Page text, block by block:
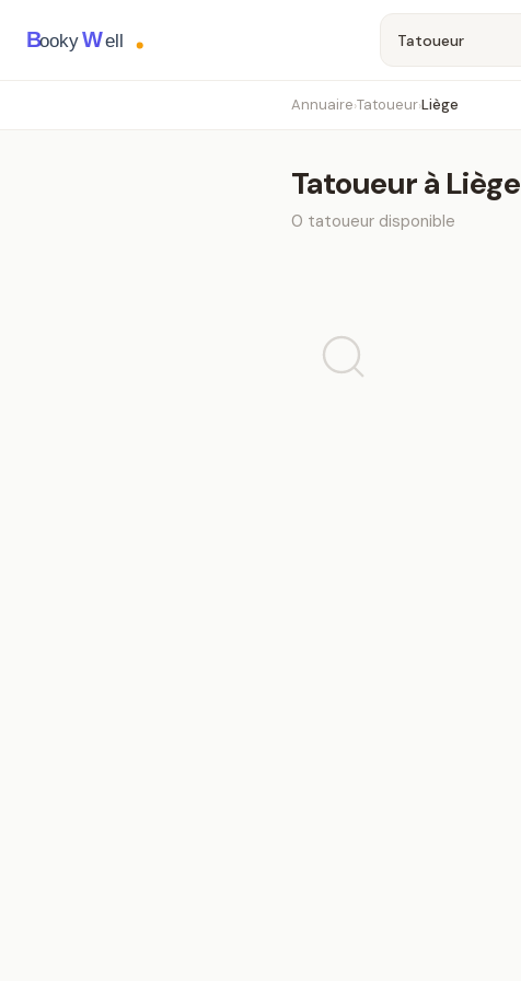
BookyWell
Annuaire›Tatoueur›Liège
Tatoueurà Liège
0 tatoueur disponible